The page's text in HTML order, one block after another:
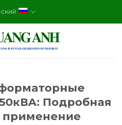
Подробная